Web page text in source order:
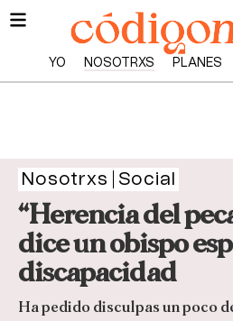
YO NOSOTRXS PLANES
Nosotrxs Social
“Herencia del
dice un obispo
discapacidad
Ha pedido disculpas un poco